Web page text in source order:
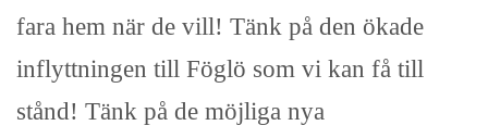
fara hem när de vill! Tänk på den ökade
inflyttningen till Föglö som vi kan få till
stånd! Tänk på de möjliga nya